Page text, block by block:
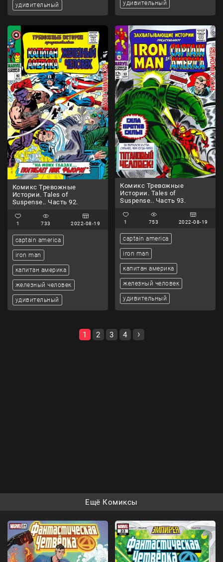
удивительный удивительный
Комикс Тревожные
Истории. Tales of
Suspense.. Часть 92.
1 733 2022-08-19
captain america
iron man
капитан америка
железный человек
удивительный
Комикс Тревожные
Истории. Tales of
Suspense.. Часть 93.
1 753 2022-08-19
captain america
iron man
капитан америка
железный человек
удивительный
1 2 3 4
Ещё Комиксы